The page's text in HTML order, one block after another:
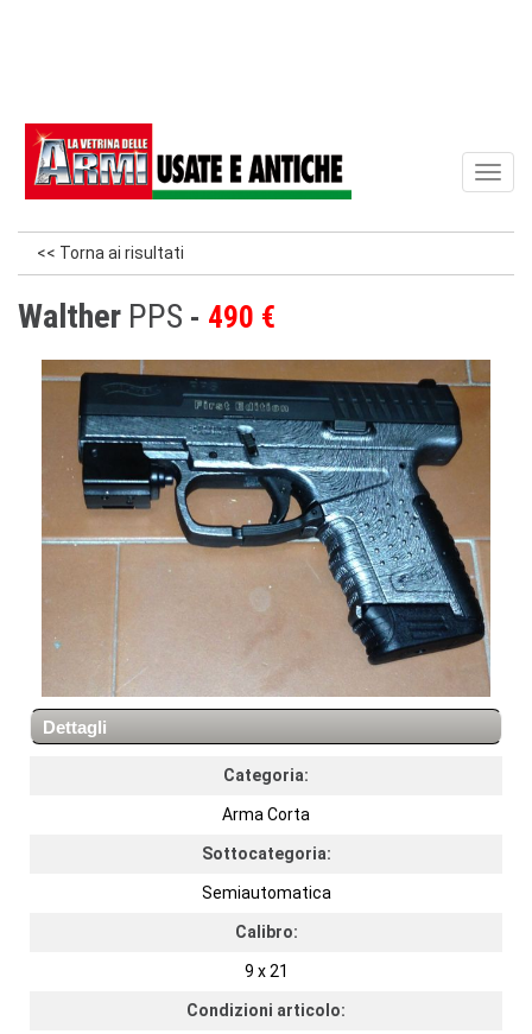
<< Torna ai risultati
Walther PPS 490 €
Dettagli
Categoria:
Arma Corta
Sottocategoria:
Semiautomatica
Calibro:
9 x 21
Condizioni articolo: